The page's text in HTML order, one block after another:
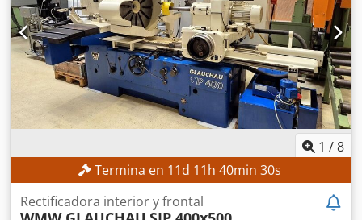
1 /8
Termina en 11d 11h 40min 28s
Rectificadora interior y frontal